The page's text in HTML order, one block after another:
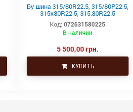
Бу шина 315/80R22.5, 315/80Р22.5,
315х80R22.5, 315.80R22.5
Код: 072631580225
В наличии
5 500,00 грн.
КУПИТЬ